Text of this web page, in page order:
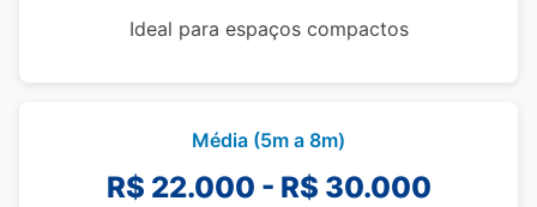
Ideal para espaços compactos
Média (5m a 8m)
R$ 22.000 - R$ 30.000